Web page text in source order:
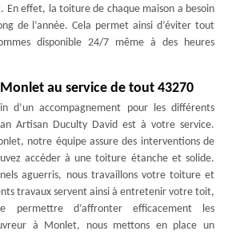
En effet, la toiture de chaque maison a besoin
de l’année. Cela permet ainsi d’éviter tout
disponible 24/7 même à des heures
au service de tout 43270
d’un accompagnement pour les différents
Artisan Duculty David est à votre service.
notre équipe assure des interventions de
accéder à une toiture étanche et solide.
aguerris, nous travaillons votre toiture et
travaux servent ainsi à entretenir votre toit,
permettre d’affronter efficacement les
à Monlet, nous mettons en place un